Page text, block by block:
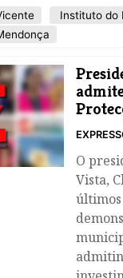
Instituto do
O
Vista,